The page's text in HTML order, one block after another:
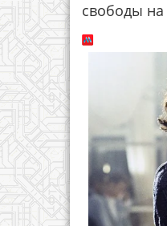
свободы